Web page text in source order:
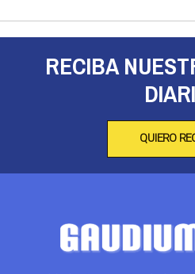
RECIBA
QUIERO